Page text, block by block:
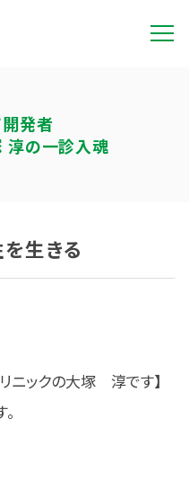
発者
淳の一診入魂
生きる
ニックの大塚 淳です】